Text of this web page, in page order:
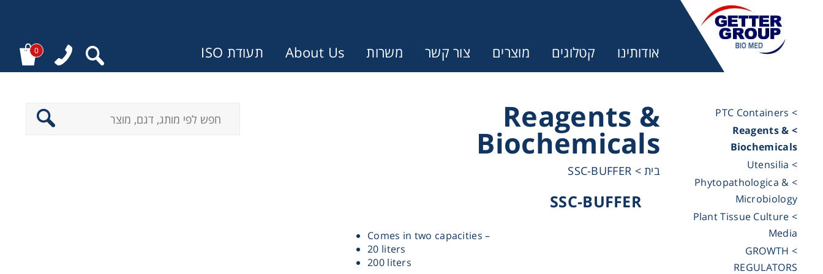
אודותינו קטלוגים מוצרים צור קשר משרות About Us תעודת ISO 0
> PTC Containers
> Reagents &
Biochemicals
> Utensilia
> Phytopathologica &
Microbiology
> Plant Tissue Culture
Media
> GROWTH
REGULATORS
Reagents &
Biochemicals
בית>
SSC-BUFFER
SSC-BUFFER
Comes in two capacities –
20 liters
200 liters
Contact form not found.
מעונין לקבל הצעת מחיר או מידע עבור: